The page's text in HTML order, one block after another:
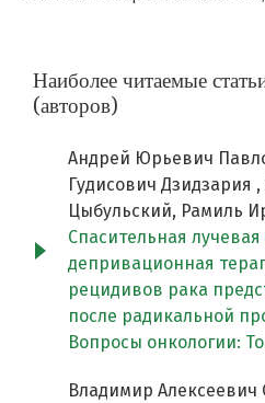
Наиболее читаемые
(авторов)
Андрей Юрьевич
Гудисович Дзидзария
Цыбульский, Рамиль
Спасительная
депривационная
рецидивов рака
после радикальной
Вопросы онкологии:
Владимир Алексеевич